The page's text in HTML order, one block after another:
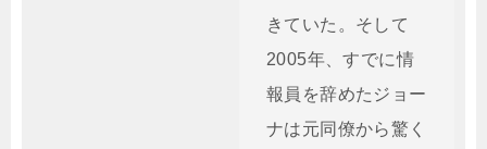
きていた。そして
2005年、すでに情
報員を辞めたジョー
ナは元同僚から驚く